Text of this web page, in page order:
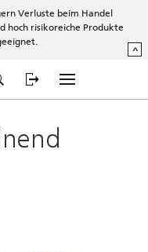
Verluste beim Handel
hoch risikoreiche Produkte
^